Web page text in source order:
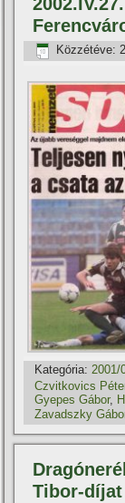
Közzétéve:
Kategória: 2001/
Czvitkovics
Gyepes Gábor,
Zavadszky
Tibor-dí­jat